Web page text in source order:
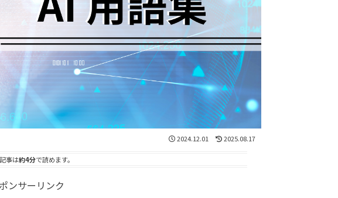
2024.12.01 2025.08.17
事は約4分で読めます。
ンサーリンク